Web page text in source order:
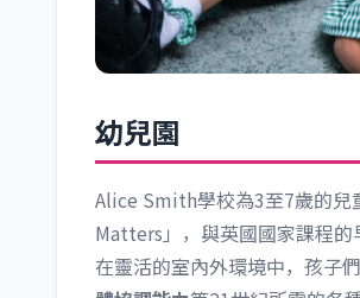
幼兒園
Alice Smith學校為3至7歲的兒
Matters」，與英國國家課程
在靈活的室內外環境中，孩子